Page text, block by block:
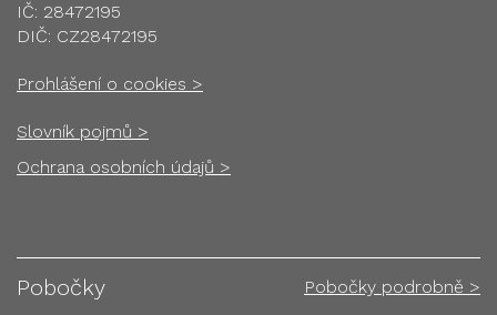
IČ: 28472195
DIČ: CZ28472195
Prohlášení o cookies >
Slovník pojmů >
Ochrana osobních údajů >
Pobočky Pobočky podrobně >